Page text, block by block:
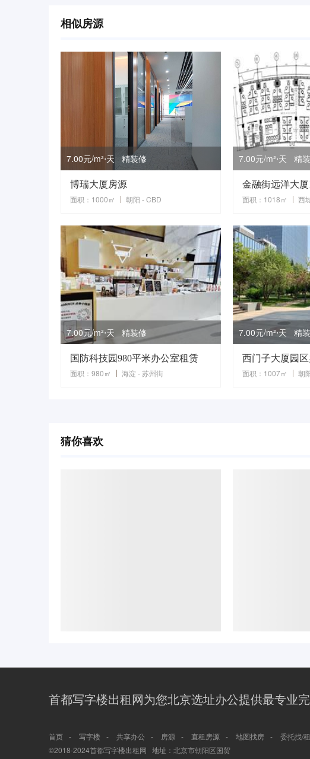
相似房源
7.00元/m²⋅天 精装修
博瑞大厦房源
面积：1000㎡
朝阳 - CBD
7.00元/m²⋅天 精
面积：1018㎡
西
7.00元/m²⋅天 精装修
国防科技园980平米办公室租赁
面积：980㎡
海淀 - 苏州街
7.00元/m²⋅天 精
面积：1007㎡
朝
猜你喜欢
首都写字楼出租网为您北京选址办公提供最专业完
首页 - 写字楼 - 共享办公 - 房源 - 直租房源 - 地图找房 - 委托找/
©2018-2024首都写字楼出租网 地址：北京市朝阳区国贸